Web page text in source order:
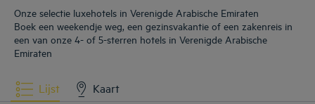
Onze selectie luxehotels in Verenigde Arabische Emiraten
Boek een weekendje weg, een gezinsvakantie of een zakenreis in
een van onze 4- of 5-sterren hotels in Verenigde Arabische
Emiraten
Lijst Kaart